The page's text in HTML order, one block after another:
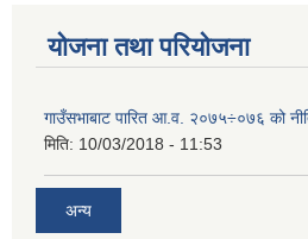
योजना तथा परियोजना
गाउँसभाबाट पारित आ.व. २०७५÷०७६ को
मिति: 10/03/2018 - 11:53
अन्य